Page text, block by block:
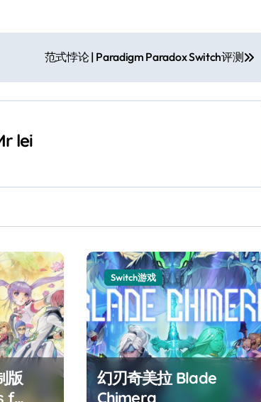
范式悖论 | Paradigm Paradox Switch评测
lei
版
f
Switch游戏
幻刃奇美拉 Blade
Chimera